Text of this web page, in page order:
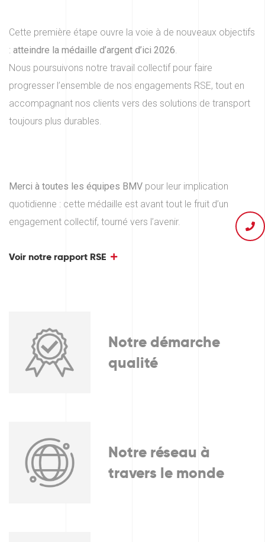
Cette première étape ouvre la voie à de nouveaux objectifs
: atteindre la médaille d’argent d’ici 2026.
Nous poursuivons notre travail collectif pour faire
progresser l’ensemble de nos engagements RSE, tout en
accompagnant nos clients vers des solutions de transport
toujours plus durables.
Merci à toutes les équipes BMV pour leur implication
quotidienne : cette médaille est avant tout le fruit d’un
engagement collectif, tourné vers l’avenir.
Voir notre rapport RSE
Notre démarche
qualité
Notre réseau à
travers le monde